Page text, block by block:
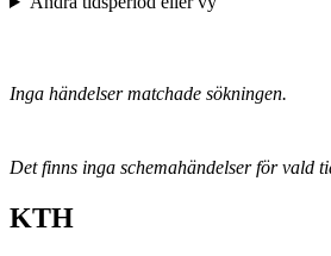
Inga händelser matchade sökningen.
Det finns inga schemahändelser för vald
KTH